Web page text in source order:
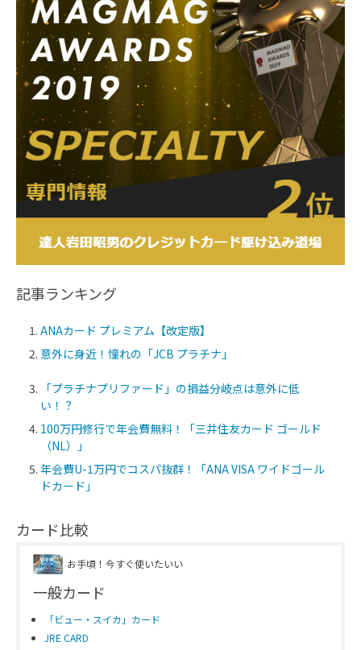
記事ランキング
ANAカード プレミアム【改定版】
意外に身近！憧れの「JCB プラチナ」
「プラチナプリファード」の損益分岐点は意外に低
い！？
100万円修行で年会費無料！「三井住友カード ゴールド
（NL）」
年会費U-1万円でコスパ抜群！「ANA VISA ワイドゴール
ドカード」
カード比較
お手頃！今すぐ使いたいい
一般カード
「ビュー・スイカ」カード
JRE CARD